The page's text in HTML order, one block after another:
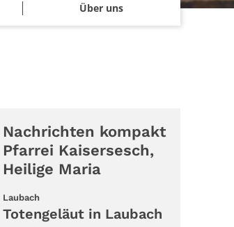
Über uns
Nachrichten kompakt
Pfarrei Kaisersesch,
Heilige Maria
Laubach:
Totengeläut in Laubach